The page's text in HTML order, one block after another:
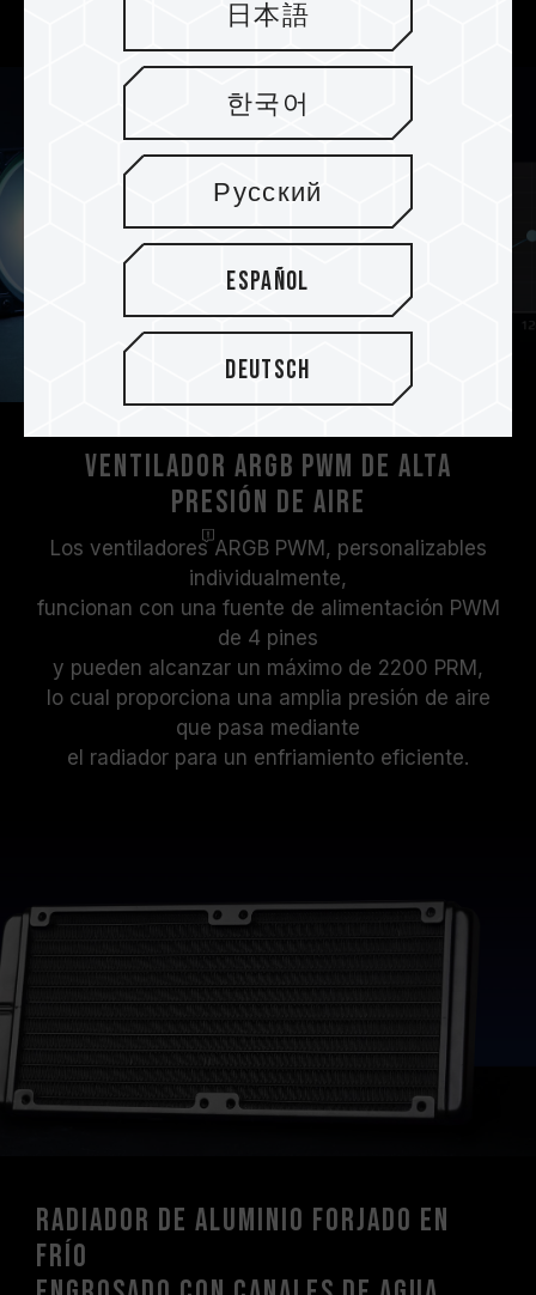
Ventilador ARGB PWM de alta
presión de aire
Los ventiladoresARGB PWM, personalizables
individualmente,
funcionan con una fuente de alimentación PWM
de 4 pines
y pueden alcanzar un máximo de 2200 PRM,
lo cual proporciona una amplia presión de aire
que pasa mediante
el radiador para un enfriamiento eficiente.
Radiador de aluminio forjado en
frío
日本語
한국어
Русский
Español
Deutsch